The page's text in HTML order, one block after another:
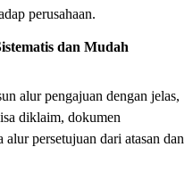
perusahaan.
dan Mudah
alur pengajuan dengan jelas,
diklaim, dokumen
persetujuan dari atasan dan